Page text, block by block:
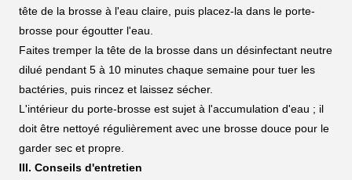
tête de la brosse à l'eau claire, puis placez-la dans le porte-
brosse pour égoutter l'eau.
Faites tremper la tête de la brosse dans un désinfectant neutre
dilué pendant 5 à 10 minutes chaque semaine pour tuer les
bactéries, puis rincez et laissez sécher.
L'intérieur du porte-brosse est sujet à l'accumulation d'eau ; il
doit être nettoyé régulièrement avec une brosse douce pour le
garder sec et propre.
III. Conseils d'entretien